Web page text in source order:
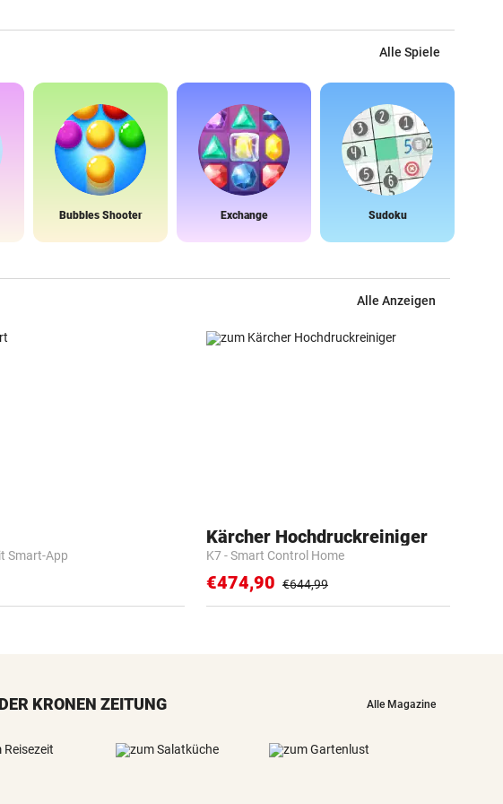
Alle Spiele
Bubbles Shooter Exchange Sudoku
Alle Anzeigen
Smart-App
Kärcher Hochdruckreiniger
K7 - Smart Control Home
€474,90 €644,99
KRONEN ZEITUNG Alle Magazine